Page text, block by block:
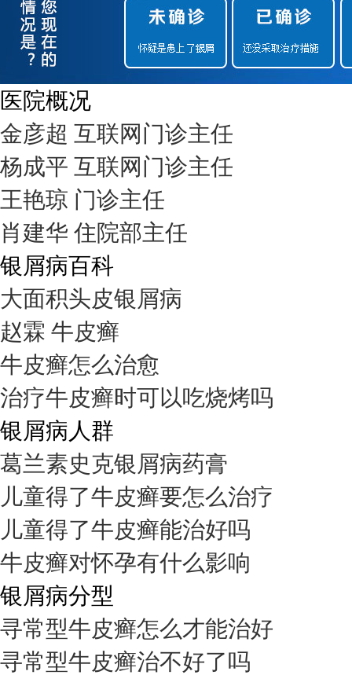
医院概况
金彦超 互联网门诊主任
杨成平 互联网门诊主任
王艳琼 门诊主任
肖建华 住院部主任
银屑病百科
大面积头皮银屑病
赵霖 牛皮癣
牛皮癣怎么治愈
治疗牛皮癣时可以吃烧烤吗
银屑病人群
葛兰素史克银屑病药膏
儿童得了牛皮癣要怎么治疗
儿童得了牛皮癣能治好吗
牛皮癣对怀孕有什么影响
银屑病分型
寻常型牛皮癣怎么才能治好
寻常型牛皮癣治不好了吗